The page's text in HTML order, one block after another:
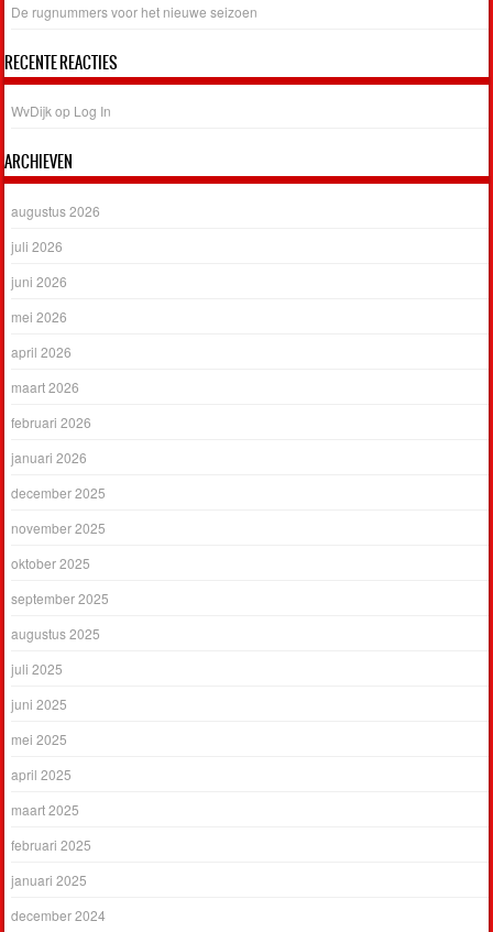
De rugnummers voor het nieuwe seizoen
RECENTE REACTIES
WvDijk op Log In
ARCHIEVEN
augustus 2026
juli 2026
juni 2026
mei 2026
april 2026
maart 2026
februari 2026
januari 2026
december 2025
november 2025
oktober 2025
september 2025
augustus 2025
juli 2025
juni 2025
mei 2025
april 2025
maart 2025
februari 2025
januari 2025
december 2024